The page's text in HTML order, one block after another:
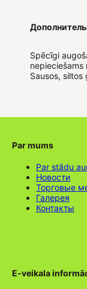
Spēcīgi
Sausos,
Par mums
Par stādu
Новости
Торговые
Галерея
Контакты
E-veikala